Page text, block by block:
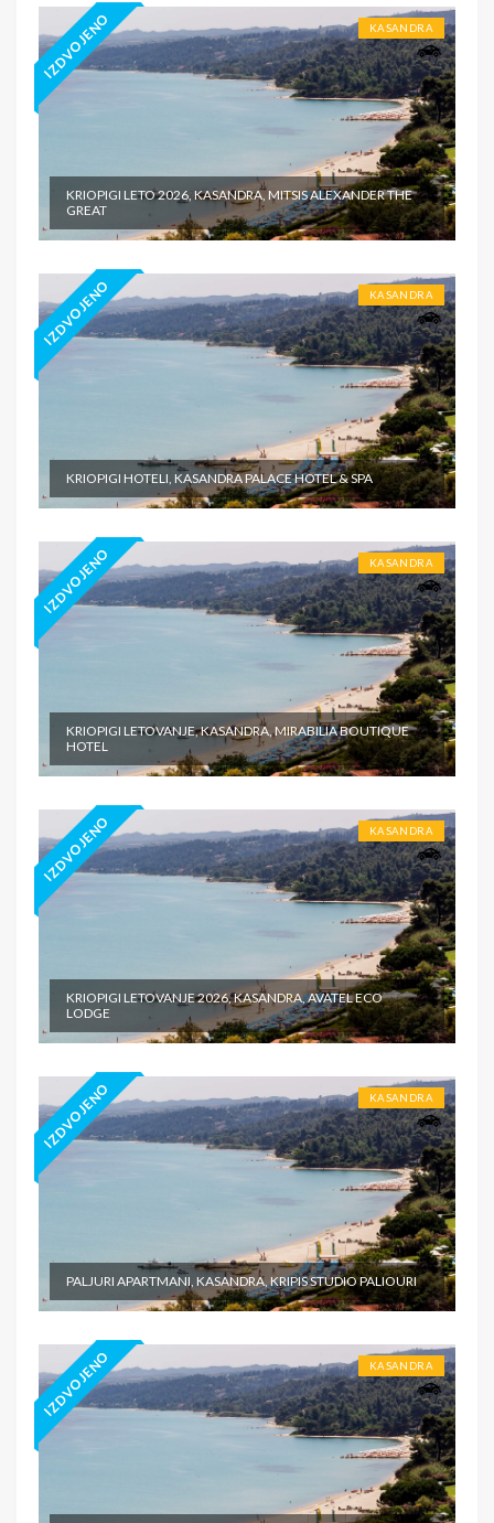
IZDVOJENO KASANDRA
KRIOPIGI LETO 2026, KASANDRA, MITSIS ALEXANDER THE
GREAT
IZDVOJENO KASANDRA
KRIOPIGI HOTELI, KASANDRA PALACE HOTEL & SPA
IZDVOJENO KASANDRA
KRIOPIGI LETOVANJE, KASANDRA, MIRABILIA BOUTIQUE
HOTEL
IZDVOJENO KASANDRA
KRIOPIGI LETOVANJE 2026, KASANDRA, AVATEL ECO
LODGE
IZDVOJENO KASANDRA
PALJURI APARTMANI, KASANDRA, KRIPIS STUDIO PALIOURI
IZDVOJENO KASANDRA